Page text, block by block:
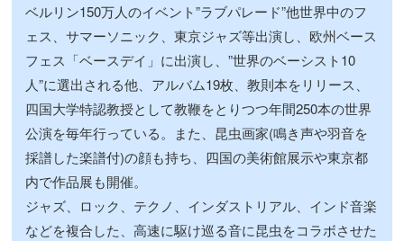
ベルリン150万人のイベント”ラブパレード”他世界中のフ
ェス、サマーソニック、東京ジャズ等出演し、欧州ベース
フェス「ベースデイ」に出演し、”世界のベーシスト10
人”に選出される他、アルバム19枚、教則本をリリース、
四国大学特認教授として教鞭をとりつつ年間250本の世界
公演を毎年行っている。また、昆虫画家(鳴き声や羽音を
採譜した楽譜付)の顔も持ち、四国の美術館展示や東京都
内で作品展も開催。
ジャズ、ロック、テクノ、インダストリアル、インド音楽
などを複合した、高速に駆け巡る音に昆虫をコラボさせた